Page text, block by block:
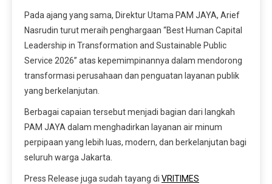
Pada ajang yang sama, Direktur Utama PAM JAYA, Arief
Nasrudin turut meraih penghargaan “Best Human Capital
Leadership in Transformation and Sustainable Public
Service 2026” atas kepemimpinannya dalam mendorong
transformasi perusahaan dan penguatan layanan publik
yang berkelanjutan.
Berbagai capaian tersebut menjadi bagian dari langkah
PAM JAYA dalam menghadirkan layanan air minum
perpipaan yang lebih luas, modern, dan berkelanjutan bagi
seluruh warga Jakarta.
Press Release juga sudah tayang di VRITIMES